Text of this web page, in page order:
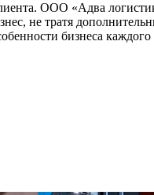
ООО «Адва
не тратя
бизнеса